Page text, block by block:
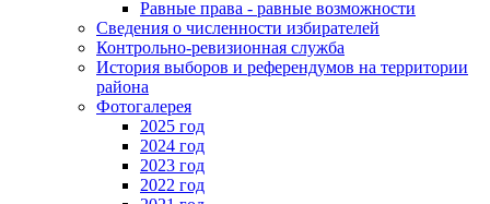
Равные права - равные возможности
Сведения о численности избирателей
Контрольно-ревизионная служба
История выборов и референдумов на территории
района
Фотогалерея
2025 год
2024 год
2023 год
2022 год